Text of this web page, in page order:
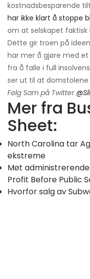
kostnadsbesparende
har ikke klart å stoppe
om at selskapet faktisk
Dette gir troen på
har mer å gjøre med
fra å falle i full
ser ut til at
Følg Sam på Twitter
Mer fra
Sheet:
North Carolina tar
ekstreme
Møt
Profit Before Public
Hvorfor salg av